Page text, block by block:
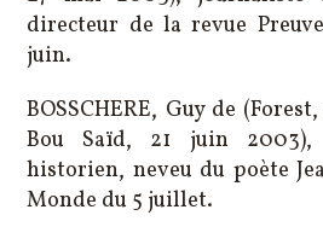
directeur de la revue
juin.
BOSSCHERE, Guy de
Bou Saïd, 21 juin 2003),
historien, neveu du poète
Monde du 5 juillet.